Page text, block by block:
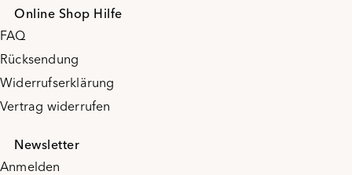
Online Shop Hilfe
FAQ
Rücksendung
Widerrufserklärung
Vertrag widerrufen
Newsletter
Anmelden